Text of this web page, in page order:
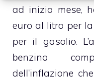
ad inizio mese,
euro al litro per
per il gasolio.
benzina
dell’inflazione